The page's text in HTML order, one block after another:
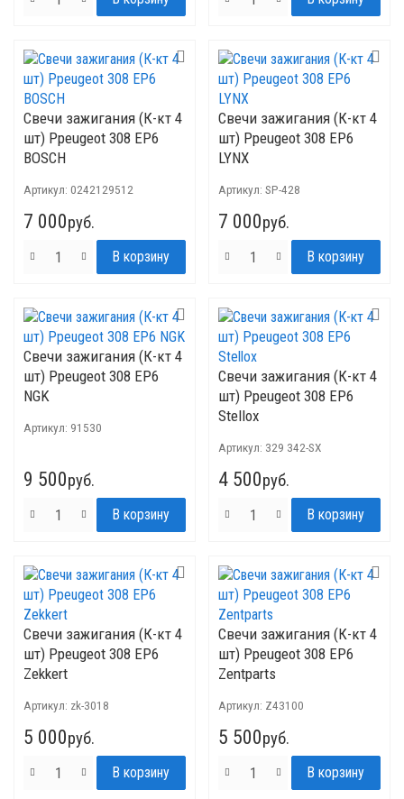
Свечи зажигания (К-кт 4
шт) Ppeugeot 308 EP6
BOSCH
Артикул: 0242129512
7 000руб.
Свечи зажигания (К-кт 4
шт) Ppeugeot 308 EP6
LYNX
Артикул: SP-428
7 000руб.
Свечи зажигания (К-кт 4
шт) Ppeugeot 308 EP6
NGK
Артикул: 91530
9 500руб.
Свечи зажигания (К-кт 4
шт) Ppeugeot 308 EP6
Stellox
Артикул: 329 342-SX
4 500руб.
Свечи зажигания (К-кт 4
шт) Ppeugeot 308 EP6
Zekkert
Артикул: zk-3018
5 000руб.
Свечи зажигания (К-кт 4
шт) Ppeugeot 308 EP6
Zentparts
Артикул: Z43100
5 500руб.